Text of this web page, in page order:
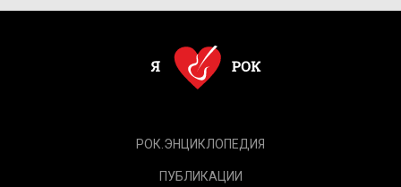
РОК.ЭНЦИКЛОПЕДИЯ
ПУБЛИКАЦИИ